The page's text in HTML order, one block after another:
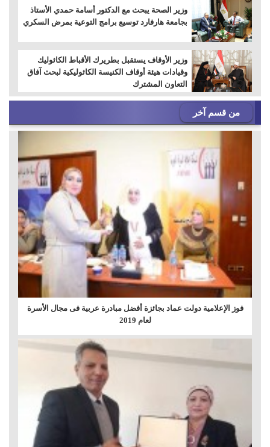
وزير الصحة يبحث مع الدكتور أسامة حمدي الأستاذ
بجامعة هارفارد توسيع برامج التوعية بمرض السكري
وزير الأوقاف يستقبل بطريرك الأقباط الكاثوليك
وقيادات هيئة أوقاف الكنيسة الكاثوليكية لبحث آفاق
التعاون المشترك
من قسم آخر
فوز الإعلامية دولت عماد بجائزة أفضل مبادرة عربية فى مجال الأسرة
لعام 2019